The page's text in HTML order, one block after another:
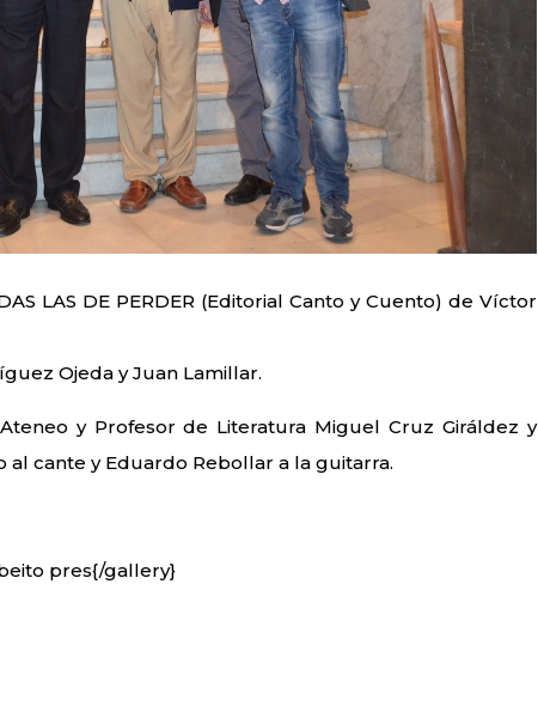
LAS DE PERDER (Editorial Canto y Cuento) de Víctor
Ojeda y Juan Lamillar.
y Profesor de Literatura Miguel Cruz Giráldez y
cante y Eduardo Rebollar a la guitarra.
pres{/gallery}